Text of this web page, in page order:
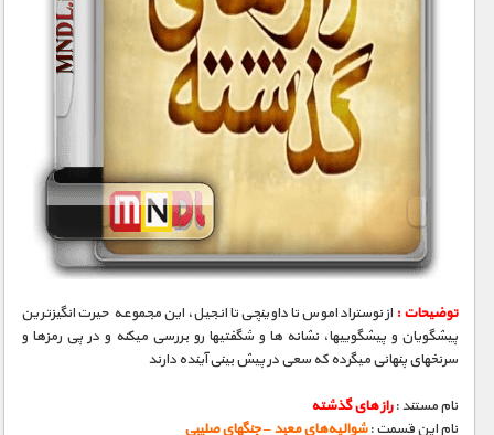
توضیحات :از نوستراداموس تا داوینچی تا انجیل، این مجموعه حیرت انگیزترین
پیشگویان و پیشگوییها، نشانه­ ها و شگفتیها رو بررسی میکنه و در پی رمزها و
سرنخهای پنهانی میگرده که سعی در پیش بینی آینده دارند
نام مستند :راز های گذشته
نام این قسمت :شوالیه‌های معبد – جنگهای صلیبی